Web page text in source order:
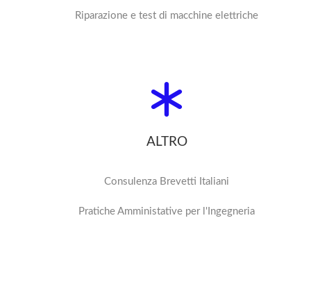
Riparazione e test di macchine elettriche
ALTRO
Consulenza Brevetti Italiani
Pratiche Amministative per l'Ingegneria